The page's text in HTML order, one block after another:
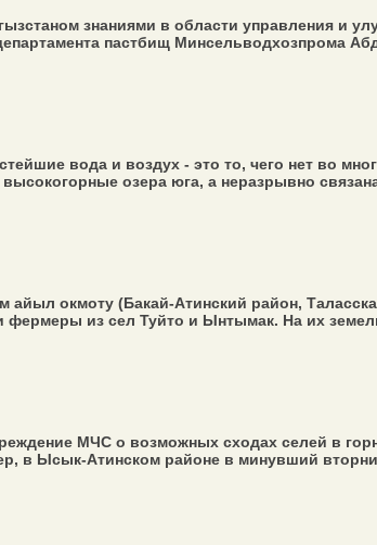
знаниями в области управления и
пастбищ Минсельводхозпрома
вода и воздух - это то, чего нет во
озера юга, а неразрывно
айыл окмоту (Бакай-Атинский район,
фермеры из сел Туйто и Ынтымак. На их
МЧС о возможных сходах селей в
в Ысык-Атинском районе в минувший